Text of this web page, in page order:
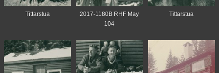
Tittarstua
2017-1180B RHF May
104
Tittarstua